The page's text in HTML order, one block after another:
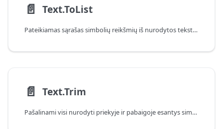
📄️ Text.ToList
Pateikiamas sąrašas simbolių reikšmių iš nurodytos tekstinės reikšmės.
📄️ Text.Trim
Pašalinami visi nurodyti priekyje ir pabaigoje esantys simboliai.